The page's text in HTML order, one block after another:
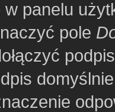
w panelu
pole